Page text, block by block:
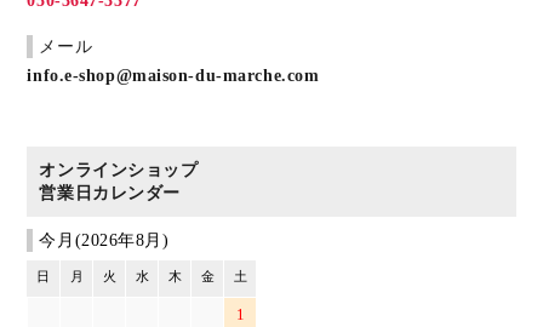
メール
info.e-shop@maison-du-marche.com
オンラインショップ
営業日カレンダー
今月(2026年8月)
日 月 火 水 木 金 土
1